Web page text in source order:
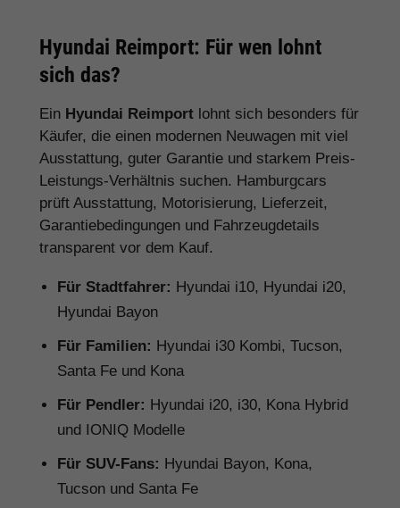
Hyundai Reimport: Für wen lohnt
sich das?
Ein Hyundai Reimport lohnt sich besonders für
Käufer, die einen modernen Neuwagen mit viel
Ausstattung, guter Garantie und starkem Preis-
Leistungs-Verhältnis suchen. Hamburgcars
prüft Ausstattung, Motorisierung, Lieferzeit,
Garantiebedingungen und Fahrzeugdetails
transparent vor dem Kauf.
Für Stadtfahrer: Hyundai i10, Hyundai i20,
Hyundai Bayon
Für Familien: Hyundai i30 Kombi, Tucson,
Santa Fe und Kona
Für Pendler: Hyundai i20, i30, Kona Hybrid
und IONIQ Modelle
Für SUV-Fans: Hyundai Bayon, Kona,
Tucson und Santa Fe